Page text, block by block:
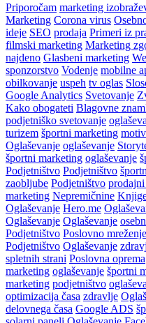
Priporočam marketing
Marketing Corona virus
ideje SEO prodaja Primeri iz
filmski marketing Marketing
najdeno Glasbeni marketing
sponzorstvo Vodenje mobilne
obilkovanje uspeh tv oglas
Google Analytics Svetovanje
Kako obogateti Blagovne
podjetniško svetovanje
turizem športni marketing
Oglaševanje oglaševanje
športni marketing oglaševanje
Podjetništvo Podjetništvo
zaobljube Podjetništvo
marketing Nepremičnine
Oglaševanje Hero.me
Oglaševanje Oglaševanje
Podjetništvo Poslovno mreženje
Podjetništvo Oglaševanje
spletnih strani Poslovna oprema
marketing oglaševanje športni
marketing podjetništvo
optimizacija časa zdravlje
delovnega časa Google ADS